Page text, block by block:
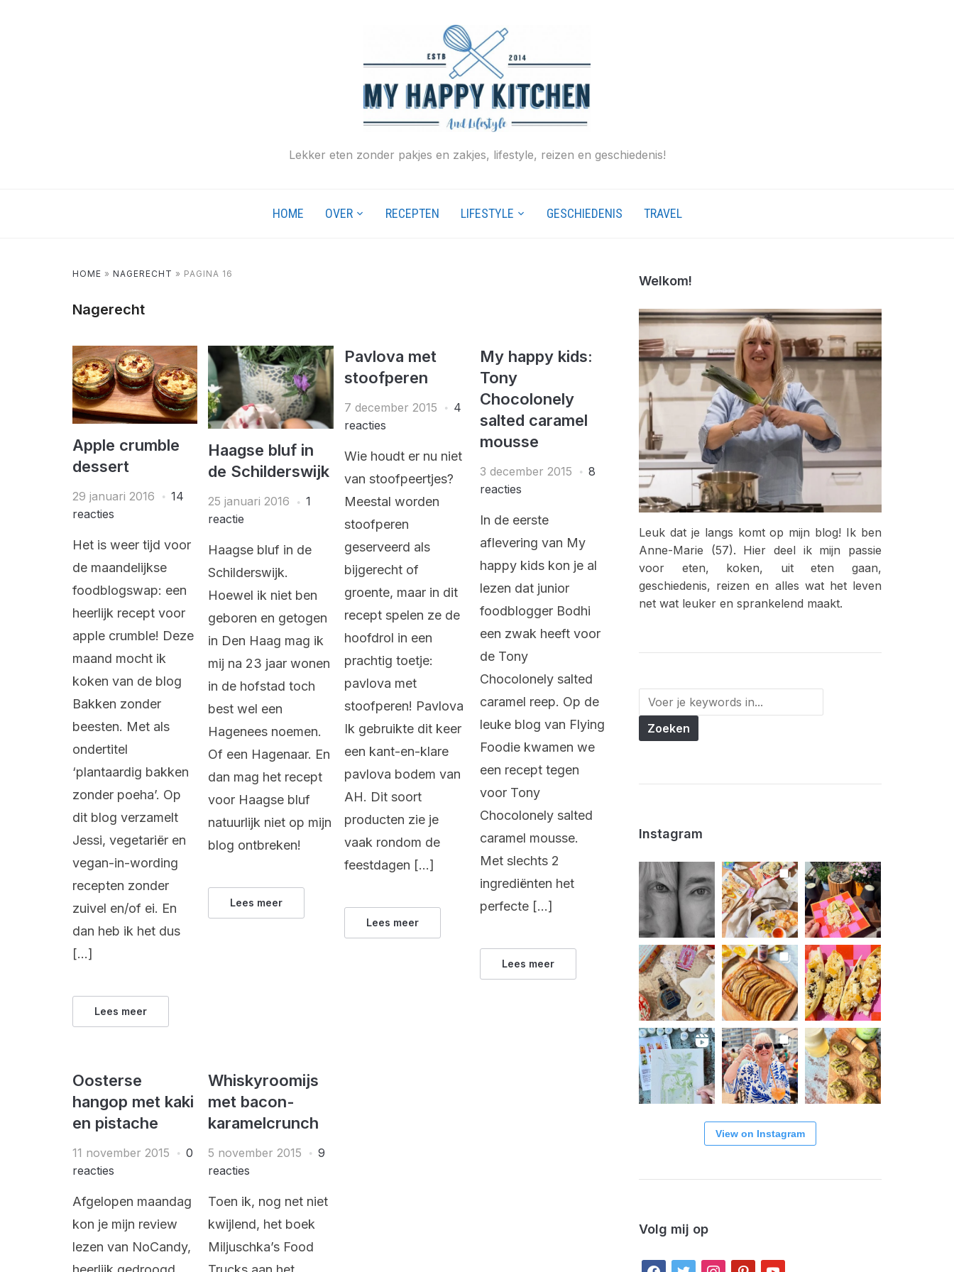
Lekker eten zonder pakjes en zakjes, lifestyle, reizen en geschiedenis!
HOME OVER RECEPTEN LIFESTYLE GESCHIEDENIS TRAVEL
HOME » NAGERECHT » PAGINA 16
Nagerecht
Apple crumble
dessert
29 januari 2016
14
reacties
Het is weer tijd voor
de maandelijkse
foodblogswap: een
heerlijk recept voor
apple crumble! Deze
maand mocht ik
koken van de blog
Bakken zonder
beesten. Met als
ondertitel
‘plantaardig bakken
zonder poeha’. Op
dit blog verzamelt
Jessi, vegetariër en
vegan-in-wording
recepten zonder
zuivel en/of ei. En
dan heb ik het dus
[…]
Lees meer
Haagse bluf in
de Schilderswijk
25 januari 2016
1
reactie
Haagse bluf in de
Schilderswijk.
Hoewel ik niet ben
geboren en getogen
in Den Haag mag ik
mij na 23 jaar wonen
in de hofstad toch
best wel een
Hagenees noemen.
Of een Hagenaar. En
dan mag het recept
voor Haagse bluf
natuurlijk niet op mijn
blog ontbreken!
Lees meer
Pavlova met
stoofperen
7 december 2015
4
reacties
Wie houdt er nu niet
van stoofpeertjes?
Meestal worden
stoofperen
geserveerd als
bijgerecht of
groente, maar in dit
recept spelen ze de
hoofdrol in een
prachtig toetje:
pavlova met
stoofperen! Pavlova
Ik gebruikte dit keer
een kant-en-klare
pavlova bodem van
AH. Dit soort
producten zie je
vaak rondom de
feestdagen […]
Lees meer
My happy kids:
Tony
Chocolonely
salted caramel
mousse
3 december 2015
8
reacties
In de eerste
aflevering van My
happy kids kon je al
lezen dat junior
foodblogger Bodhi
een zwak heeft voor
de Tony
Chocolonely salted
caramel reep. Op de
leuke blog van Flying
Foodie kwamen we
een recept tegen
voor Tony
Chocolonely salted
caramel mousse.
Met slechts 2
ingrediënten het
perfecte […]
Lees meer
Oosterse
hangop met kaki
en pistache
11 november 2015
0
reacties
Afgelopen maandag
kon je mijn review
lezen van NoCandy,
Whiskyroomijs
met bacon-
karamelcrunch
5 november 2015
9
reacties
Toen ik, nog net niet
kwijlend, het boek
Miljuschka’s Food
Welkom!
Leuk dat je langs komt op mijn blog! Ik ben
Anne-Marie (57). Hier deel ik mijn passie
voor eten, koken, uit eten gaan,
geschiedenis, reizen en alles wat het leven
net wat leuker en sprankelend maakt.
Instagram
View on Instagram
Volg mij op
facebook
twitter instagrampinterestyoutube